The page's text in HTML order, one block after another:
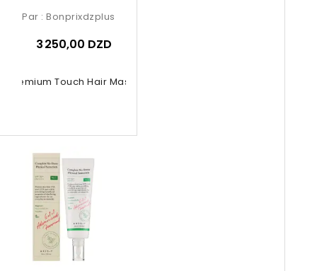
Premium Touch Hair Mask 230g
Par : Bonprixdzplus
3 250,00 DZD